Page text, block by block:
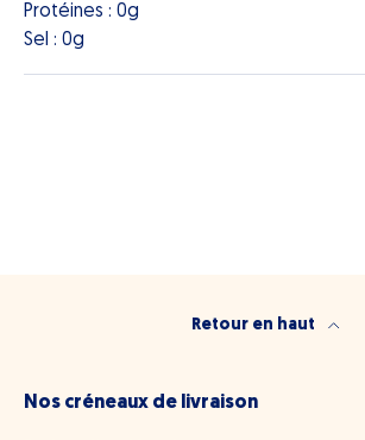
Protéines : 0g
Sel : 0g
Retour en haut
Nos créneaux de livraison